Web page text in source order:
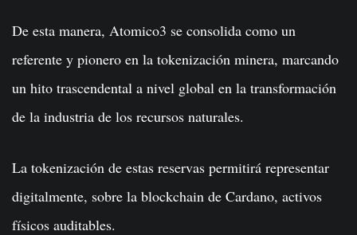
De esta manera, Atomico3 se consolida como un
referente y pionero en la tokenización minera, marcando
un hito trascendental a nivel global en la transformación
de la industria de los recursos naturales.
La tokenización de estas reservas permitirá representar
digitalmente, sobre la blockchain de Cardano, activos
físicos auditables.